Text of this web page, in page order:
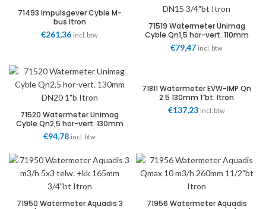
71493 Impulsgever Cyble M-
bus Itron
€261,36 incl. btw
71519 Watermeter Unimag
Cyble Qn1,5 hor-vert. 110mm
DN15 3/4″bt Itron
€79,47 incl. btw
71520 Watermeter Unimag
Cyble Qn2,5 hor-vert. 130mm
DN20 1″b Itron
€94,78 incl. btw
71811 Watermeter EVW-IMP Qn
2.5 130mm 1″bt. Itron
€137,23 incl. btw
71950 Watermeter Aquadis 3
71956 Watermeter Aquadis